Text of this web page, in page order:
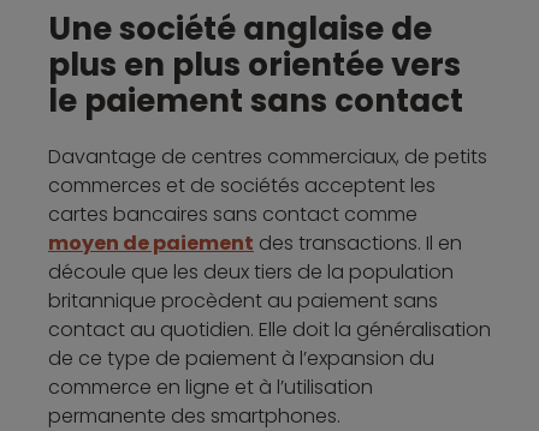
Une société anglaise de
plus en plus orientée vers
le paiement sans contact
Davantage de centres commerciaux, de petits
commerces et de sociétés acceptent les
cartes bancaires sans contact comme
moyen de paiement des transactions. Il en
découle que les deux tiers de la population
britannique procèdent au paiement sans
contact au quotidien. Elle doit la généralisation
de ce type de paiement à l’expansion du
commerce en ligne et à l’utilisation
permanente des smartphones.